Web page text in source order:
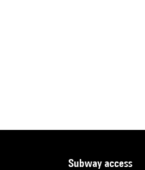
subway access